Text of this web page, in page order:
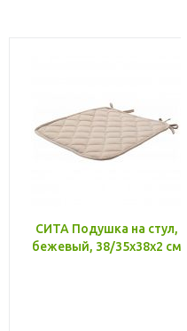
СИТА Подушка на стул,
бежевый, 38/35x38x2 см